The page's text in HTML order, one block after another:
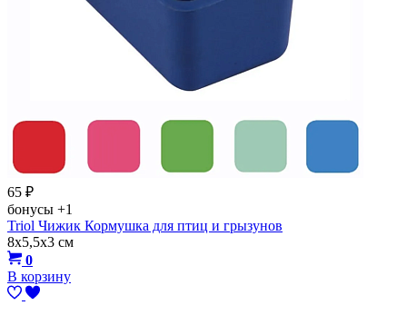
65 ₽
бонусы +1
Triol Чижик Кормушка для птиц и грызунов
8х5,5х3 см
0
В корзину